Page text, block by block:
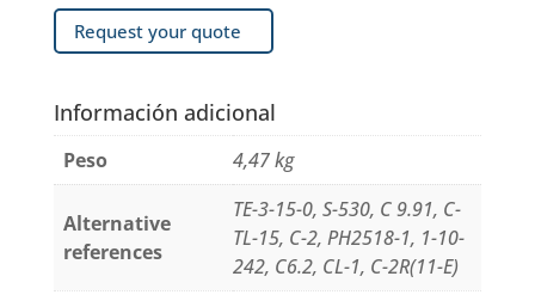
Request your quote
Información adicional
Peso 4,47 kg
Alternative
references
TE-3-15-0, S-530, C 9.91, C-
TL-15, C-2, PH2518-1, 1-10-
242, C6.2, CL-1, C-2R(11-E)